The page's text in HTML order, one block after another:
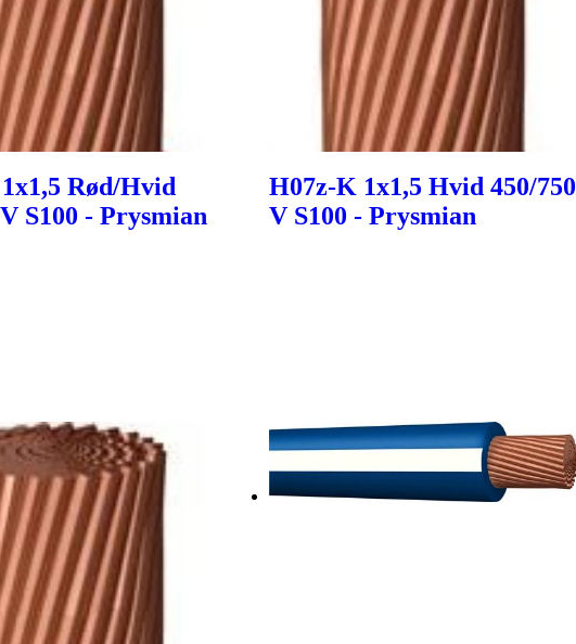
Rød/Hvid
S100 - Prysmian
H07z-K 1x1,5 Hvid 450/750
V S100 - Prysmian